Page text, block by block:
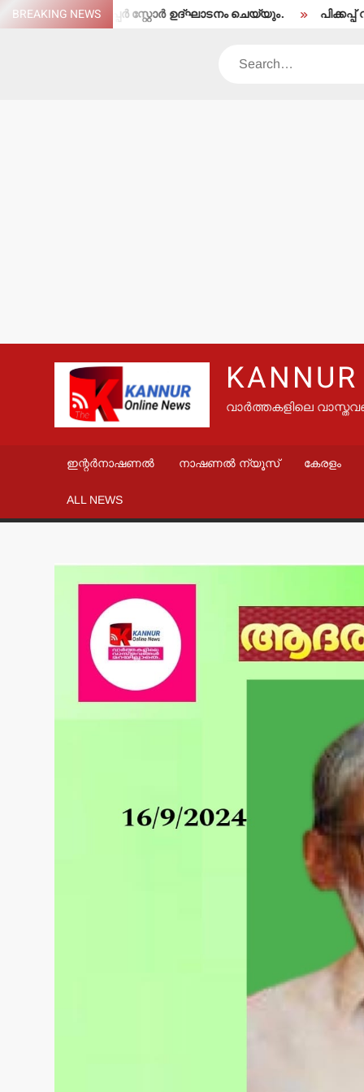
Skip
to
BREAKING NEWS
സൂപ്പര്‍ സ്റ്റോര്‍ ഉദ്ഘാടനം ചെയ്യും. പിക്കപ്പ് വാന്‍
Search
വാർത്തകളിലെ
ഇന്റർനാഷണൽ നാഷണൽ ന്യൂസ് കേരളം
ALL NEWS